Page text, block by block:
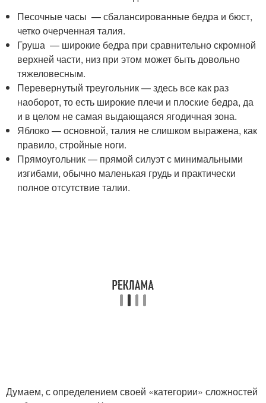
Песочные часы — сбалансированные бедра и бюст,
четко очерченная талия.
Груша — широкие бедра при сравнительно скромной
верхней части, низ при этом может быть довольно
тяжеловесным.
Перевернутый треугольник — здесь все как раз
наоборот, то есть широкие плечи и плоские бедра, да
и в целом не самая выдающаяся ягодичная зона.
Яблоко — основной, талия не слишком выражена, как
правило, стройные ноги.
Прямоугольник — прямой силуэт с минимальными
изгибами, обычно маленькая грудь и практически
полное отсутствие талии.
Думаем, с определением своей «категории» сложностей